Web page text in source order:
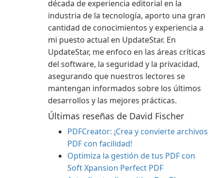
década de experiencia editorial en la
industria de la tecnología, aporto una gran
cantidad de conocimientos y experiencia a
mi puesto actual en UpdateStar. En
UpdateStar, me enfoco en las áreas críticas
del software, la seguridad y la privacidad,
asegurando que nuestros lectores se
mantengan informados sobre los últimos
desarrollos y las mejores prácticas.
Últimas reseñas de David Fischer
PDFCreator: ¡Crea y convierte archivos
PDF con facilidad!
Optimiza la gestión de tus PDF con
Soft Xpansion Perfect PDF